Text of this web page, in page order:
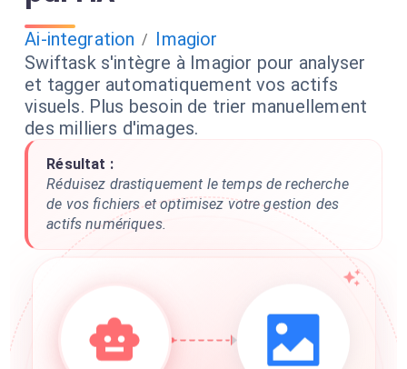
Ai-integration / Imagior
Swiftask s'intègre à Imagior pour analyser
et tagger automatiquement vos actifs
visuels. Plus besoin de trier manuellement
des milliers d'images.
Résultat :
Réduisez drastiquement le temps de recherche
de vos fichiers et optimisez votre gestion des
actifs numériques.